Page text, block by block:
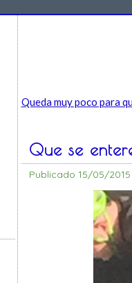
Queda muy poco para
Que se
Publicado 15/05/2015